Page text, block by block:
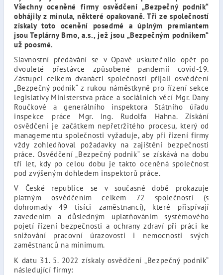
Všechny oceněné firmy osvědčení „Bezpečný podnik“
obhájily z minula, některé opakovaně. Tři ze společností
získaly toto ocenění posedmé a úplným premiantem
jsou Teplárny Brno, a.s., jež jsou „Bezpečným podnikem“
už poosmé.
Slavnostní předávání se v Opavě uskutečnilo opět po
dvouleté přestávce způsobené pandemií covid-19.
Zástupci celkem dvanácti společností přijali osvědčení
„Bezpečný podnik“ z rukou náměstkyně pro řízení sekce
legislativy Ministerstva práce a sociálních věcí Mgr. Dany
Roučkové a generálního inspektora Státního úřadu
inspekce práce Mgr. Ing. Rudolfa Hahna. Získání
osvědčení je začátkem nepřetržitého procesu, který od
managementu společnosti vyžaduje, aby při řízení firmy
vždy zohledňoval požadavky na zajištění bezpečnosti
práce. Osvědčení „Bezpečný podnik“ se získává na dobu
tří let, kdy po celou dobu je takto oceněná společnost
pod zvýšeným dohledem inspektorů práce.
V České republice se v současné době prokazuje
platným osvědčením celkem 72 společností (s
dohromady 49 tisíci zaměstnanci), které přispívají
zavedením a důsledným uplatňováním systémového
pojetí řízení bezpečnosti a ochrany zdraví při práci ke
snižování pracovní úrazovosti i nemocnosti svých
zaměstnanců na minimum.
K datu 31. 5. 2022 získaly osvědčení „Bezpečný podnik“
následující firmy: